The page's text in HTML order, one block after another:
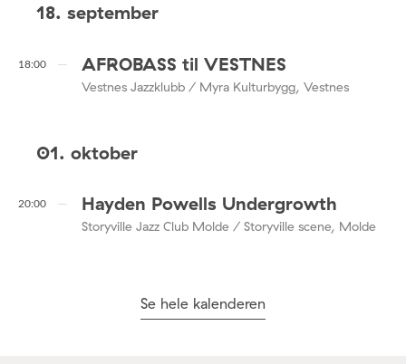
18. september
18:00 AFROBASS til VESTNES
Vestnes Jazzklubb / Myra Kulturbygg, Vestnes
01. oktober
20:00 Hayden Powells Undergrowth
Storyville Jazz Club Molde / Storyville scene, Molde
Se hele kalenderen